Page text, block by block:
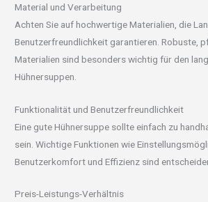
Material und Verarbeitung
Achten Sie auf hochwertige Materialien, die
Benutzerfreundlichkeit garantieren. Robuste,
Materialien sind besonders wichtig für den
Hühnersuppen.
Funktionalität und Benutzerfreundlichkeit
Eine gute Hühnersuppe sollte einfach zu
sein. Wichtige Funktionen wie
Benutzerkomfort und Effizienz sind
Preis-Leistungs-Verhältnis